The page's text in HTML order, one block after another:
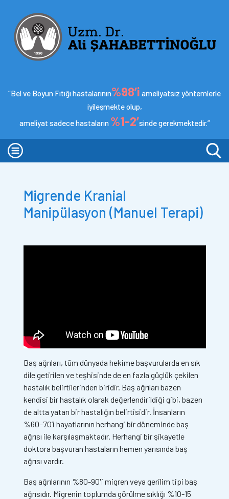
“Bel ve Boyun Fıtığı hastalarının%98’i ameliyatsız yöntemlerle
iyileşmekte olup,
ameliyat sadece hastaların %1-2’sinde gerekmektedir.”
Migrende Kranial
Manipülasyon (Manuel Terapi)
Baş ağrıları, tüm dünyada hekime başvurularda en sık
dile getirilen ve teşhisinde de en fazla güçlük çekilen
hastalık belirtilerinden biridir. Baş ağrıları bazen
kendisi bir hastalık olarak değerlendirildiği gibi, bazen
de altta yatan bir hastalığın belirtisidir. İnsanların
%60–70’i hayatlarının herhangi bir döneminde baş
ağrısı ile karşılaşmaktadır. Herhangi bir şikayetle
doktora başvuran hastaların hemen yarısında baş
ağrısı vardır.
Baş ağrılarının %80-90'i migren veya gerilim tipi baş
ağrısıdır. Migrenin toplumda görülme sıklığı %10-15